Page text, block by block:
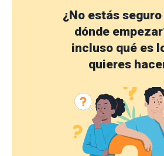
¿No estás
dónde
incluso qué es
quieres